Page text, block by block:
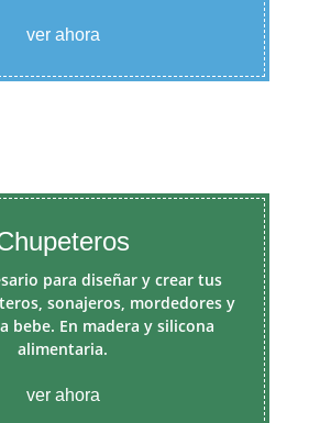
ver ahora
para diseñar y crear tus
sonajeros, mordedores y
bebe. En madera y silicona
alimentaria.
ver ahora